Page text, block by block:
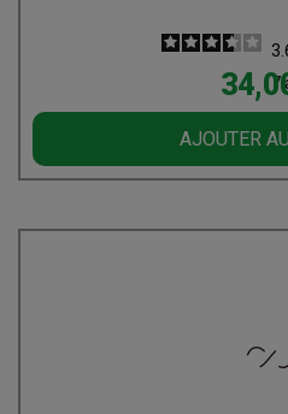
7
Prix
AJOUTER